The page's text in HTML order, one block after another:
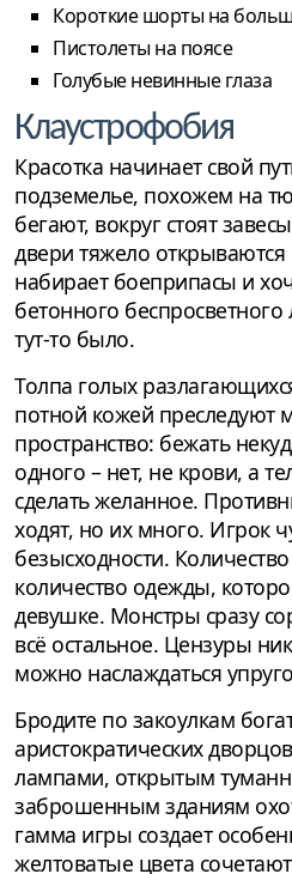
Короткие шорты на
Пистолеты на поясе
Голубые невинные глаза
Клаустрофобия
Красотка начинает свой
подземелье, похожем на
бегают, вокруг стоят
двери тяжело
набирает боеприпасы и
бетонного
тут-то было.
Толпа голых
потной кожей преследуют
пространство: бежать
одного – нет, не крови, а
сделать желанное.
ходят, но их много. Игрок
безысходности.
количество одежды,
девушке. Монстры сразу
всё остальное. Цензуры
можно наслаждаться
Бродите по закоулкам
аристократических
лампами, открытым
заброшенным зданиям
гамма игры создает
желтоватые цвета